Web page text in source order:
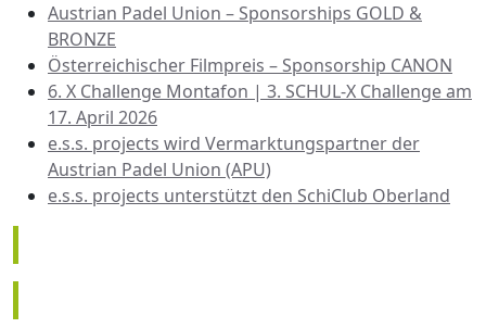
Austrian Padel Union – Sponsorships GOLD &
BRONZE
Österreichischer Filmpreis – Sponsorship CANON
6. X Challenge Montafon | 3. SCHUL-X Challenge am
17. April 2026
e.s.s. projects wird Vermarktungspartner der
Austrian Padel Union (APU)
e.s.s. projects unterstützt den SchiClub Oberland